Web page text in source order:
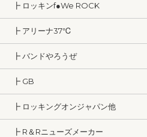
┣ ロッキンf●We ROCK
┣ アリーナ37℃
┣ バンドやろうぜ
┣ GB
┣ ロッキングオンジャパン他
┣ R＆Rニューズメーカー